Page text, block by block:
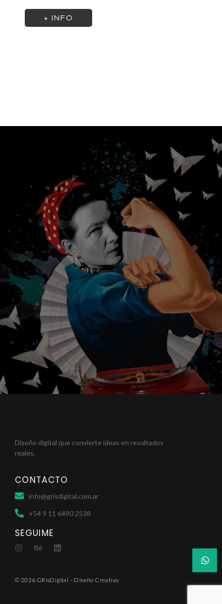
+ INFO
Diseño digital que convierte ideas en resultados
reales.
CONTACTO
info@grisdigital.com.ar
+54 9 11 6490 2538
SEGUIME
© 2026 GRisDigital – Diseño Creativo